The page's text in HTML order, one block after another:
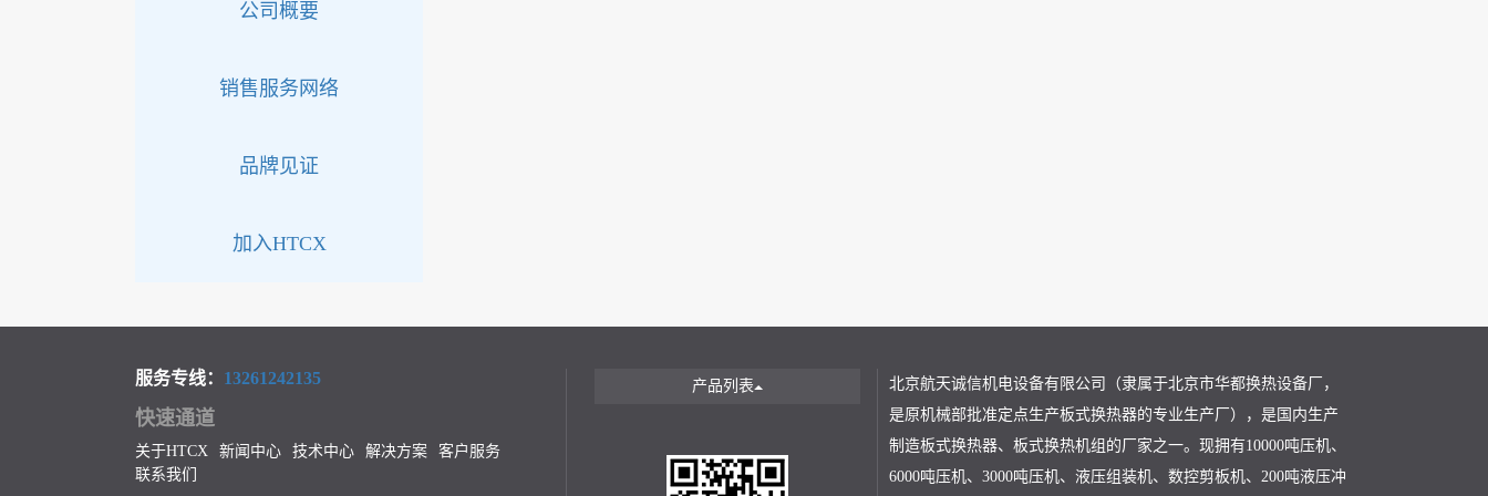
公司概要
销售服务网络
品牌见证
加入HTCX
服务专线： 13261242135
快速通道
关于HTCX 新闻中心 技术中心 解决方案
客户服务
联系我们
北京航天诚信机电设备有限公司（隶属于北京市华都换热设备厂，
是原机械部批准定点生产板式换热器的专业生产厂），是国内生产
制造板式换热器、板式换热机组的厂家之一。现拥有10000吨压机、
6000吨压机、3000吨压机、液压组装机、数控剪板机、200吨液压冲
产品列表